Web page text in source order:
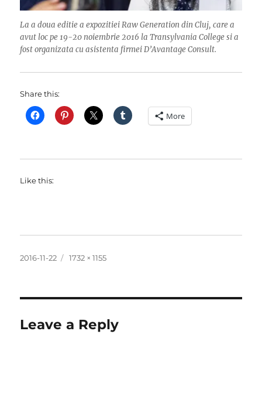
La a doua editie a expozitiei Raw Generation din Cluj, care a
avut loc pe 19-20 noiembrie 2016 la Transylvania College si a
fost organizata cu asistenta firmei D’Avantage Consult.
Share this:
More
Like this:
Posted
2016-11-22
Full
1732 × 1155
Leave a Reply